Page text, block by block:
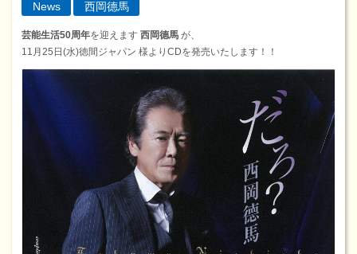
News 西岡德馬
芸能生活50周年を迎えます 西岡德馬 が、
11月25日(水)徳間ジャパン 様よりCDを発売いたします！！